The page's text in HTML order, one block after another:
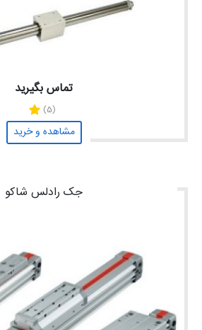
تماس بگیرید
(5)
مشاهده و خرید
جک رادلس شاکو